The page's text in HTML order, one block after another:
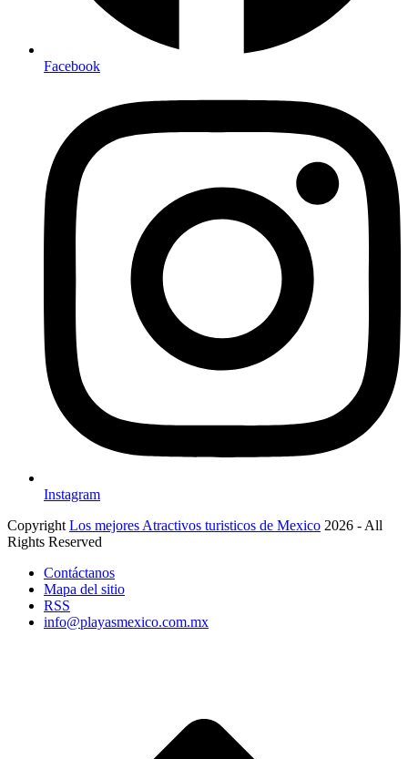
Facebook
Instagram
Copyright Los mejores Atractivos turisticos de Mexico 2026 - All
Rights Reserved
Contáctanos
Mapa del sitio
RSS
info@playasmexico.com.mx